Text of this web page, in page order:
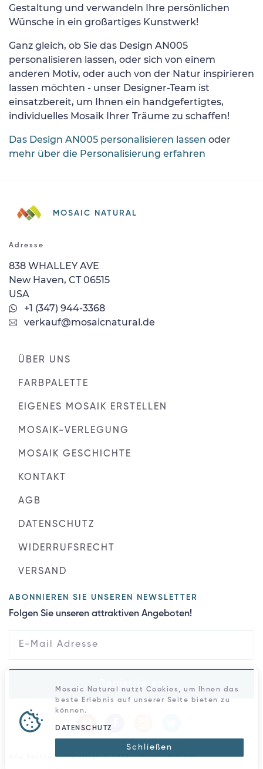
Gestaltung und verwandeln Ihre persönlichen
Wünsche in ein großartiges Kunstwerk!
Ganz gleich, ob Sie das Design AN005
personalisieren lassen, oder sich von einem
anderen Motiv, oder auch von der Natur inspirieren
lassen möchten - unser Designer-Team ist
einsatzbereit, um Ihnen ein handgefertigtes,
individuelles Mosaik Ihrer Träume zu schaffen!
Das Design AN005 personalisieren lassen oder
mehr über die Personalisierung erfahren
MOSAIC NATURAL
Adresse
838 WHALLEY AVE
New Haven, CT 06515
USA
+1 (347) 944-3368
verkauf@mosaicnatural.de
ÜBER UNS
FARBPALETTE
EIGENES MOSAIK ERSTELLEN
MOSAIK-VERLEGUNG
MOSAIK GESCHICHTE
KONTAKT
AGB
DATENSCHUTZ
WIDERRUFSRECHT
VERSAND
ABONNIEREN SIE UNSEREN NEWSLETTER
Folgen Sie unseren attraktiven Angeboten!
Alle Rechte vorbehalten © 2026 - Mosaic Natural
Mosaic Natural nutzt Cookies, um Ihnen das
beste Erlebnis auf unserer Seite bieten zu
können.
DATENSCHUTZ
Schließen